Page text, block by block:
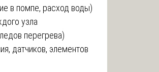
в помпе, расход воды)
узла
перегрева)
датчиков, элементов